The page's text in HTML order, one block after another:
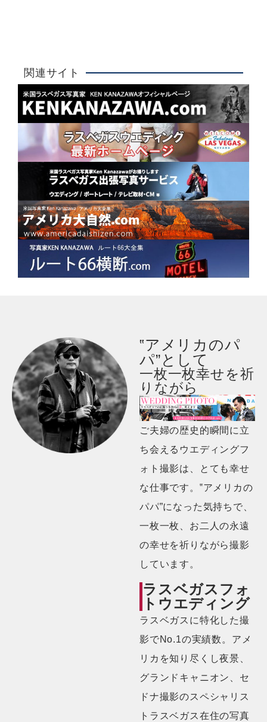
大人気！
関連サイト
‟アメリカのパ
パ”として
一枚一枚幸せを祈
りながら
ご夫婦の歴史的瞬間に立
ち会えるウエディングフ
ォト撮影は、とても幸せ
な仕事です。‟アメリカの
パパ”になった気持ちで、
一枚一枚、お二人の永遠
の幸せを祈りながら撮影
しています。
ラスベガスフォ
トウエディング
ラスベガスに特化した撮
影でNo.1の実績数。アメ
リカを知り尽くし夜景、
グランドキャニオン、セ
ドナ撮影のスペシャリス
トラスベガス在住の写真